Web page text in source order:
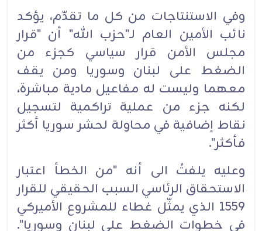
وفي الاستنتاجات من كل ما تقدّم، يؤكد
نائب الأمين العام لـ"حزب الله" أن "قرار
مجلس الأمن قرار سياسي كجزء من
الضغط على لبنان وسوريا ومن يقف
معهما وليست له مفاعيل مادية مباشرة،
لكنه جزء من عملية تراكمية لتسجيل
نقاط إضافية في محاولة لحشر سوريا أكثر
فأكثر".‏
وعليه يلفتُ الى أنه "من الخطأ اعتبار
الاستحقاق الرئاسي السبب الحقيقي للقرار
1559 الذي يمثّل غطاء للمشروع الأميركي
في خطوات الضغط على لبنان وسوريا".